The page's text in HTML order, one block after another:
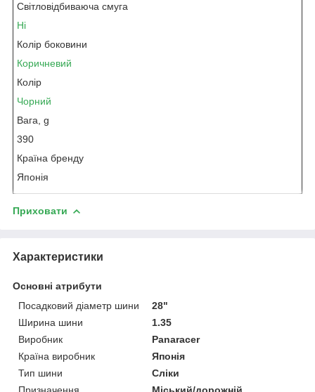
Світловідбиваюча смуга
Ні
Колір боковини
Коричневий
Колір
Чорний
Вага, g
390
Країна бренду
Японія
Приховати
Характеристики
Основні атрибути
Посадковий діаметр шини
28"
Ширина шини
1.35
Виробник
Panaracer
Країна виробник
Японія
Тип шини
Сліки
Призначення
Міський/дорожній